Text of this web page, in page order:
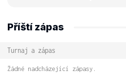
Příští zápas
Turnaj a zápas
Žádné nadcházející zápasy.